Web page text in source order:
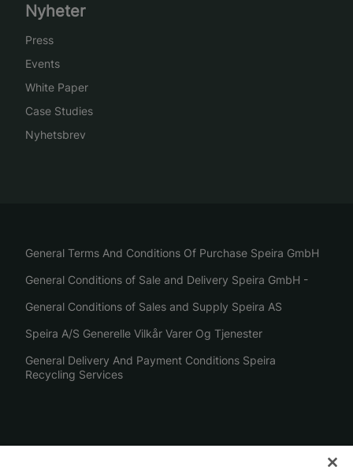
Nyheter
Press
Events
White Paper
Case Studies
Nyhetsbrev
General Terms And Conditions Of Purchase Speira GmbH
General Conditions of Sale and Delivery Speira GmbH -
General Conditions of Sales and Supply Speira AS
Speira A/S Generelle Vilkår Varer Og Tjenester
General Delivery And Payment Conditions Speira
Recycling Services